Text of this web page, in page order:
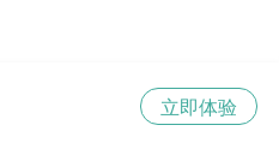
立即体验